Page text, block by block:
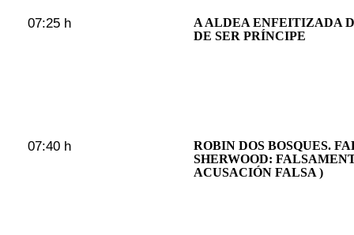
07:25 h
A ALDEA ENFEITIZADA
DE SER PRÍNCIPE
07:40 h
ROBIN DOS BOSQUES.
SHERWOOD:
ACUSACIÓN FALSA )